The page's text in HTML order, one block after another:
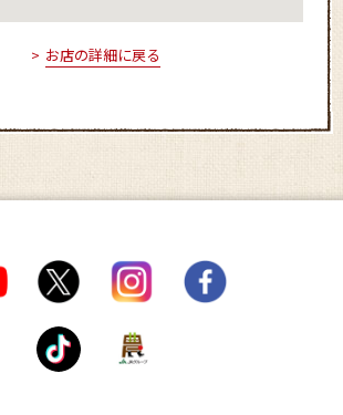
お店の詳細に戻る